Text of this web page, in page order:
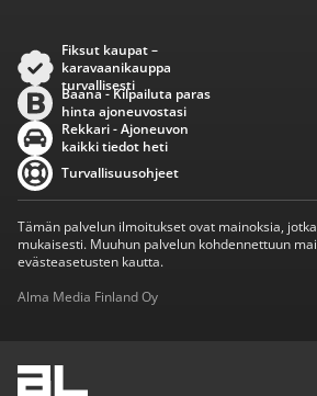
Fiksut kaupat –
karavaanikauppa
turvallisesti
Baana - Kilpailuta paras
hinta ajoneuvostasi
Rekkari - Ajoneuvon
kaikki tiedot heti
Turvallisuusohjeet
Tämän palvelun ilmoitukset ovat mainoksia,
mukaisesti. Muuhun palvelun kohdennettuun
evästeasetusten kautta.
Alma Media Finland Oy